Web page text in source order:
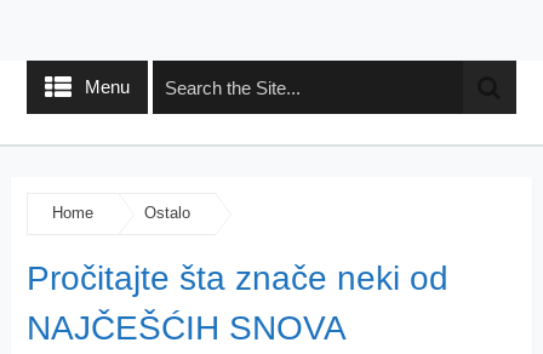
Menu
Home Ostalo
Pročitajte šta znače neki od
NAJČEŠĆIH SNOVA